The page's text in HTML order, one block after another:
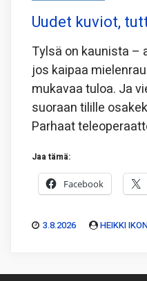
Uudet kuviot,
Tylsä on kaunista –
jos kaipaa
mukavaa tuloa. Ja
suoraan tilille
Parhaat
Jaa tämä:
Facebook
3.8.2026 HEIKKI